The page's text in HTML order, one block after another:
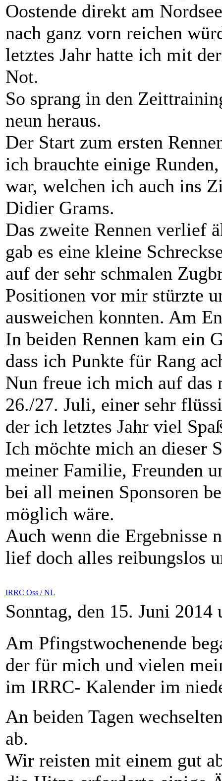
Oostende direkt am
nach ganz vorn reichen
letztes Jahr hatte ich mit
Not.
So sprang in den
neun heraus.
Der Start zum ersten
ich brauchte einige
war, welchen ich auch ins
Didier Grams.
Das zweite Rennen verlief
gab es eine kleine
auf der sehr schmalen
Positionen vor mir stürzte
ausweichen konnten. Am
In beiden Rennen kam ein
dass ich Punkte für Rang
Nun freue ich mich auf das
26./27. Juli, einer sehr
der ich letztes Jahr viel
Ich möchte mich an dieser
meiner Familie, Freunden
bei all meinen Sponsoren
möglich wäre.
Auch wenn die Ergebnisse
lief doch alles reibungslos
IRRC Oss / NL
Sonntag, den 15. Juni
Am Pfingstwochenende
der für mich und vielen
im IRRC- Kalender im
An beiden Tagen
ab.
Wir reisten mit einem gut